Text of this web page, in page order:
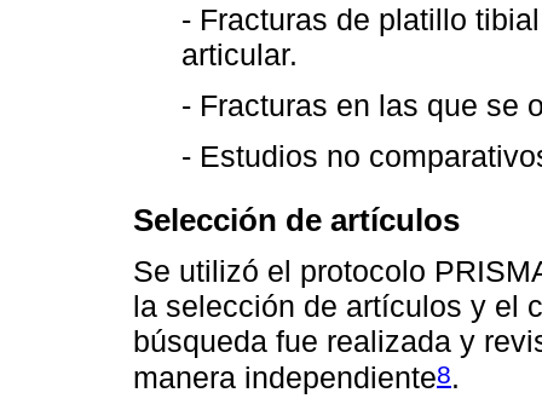
- Fracturas de platillo
articular.
- Fracturas en las que se
- Estudios no
Selección de artículos
Se utilizó el protocolo
la selección de artículos y el
búsqueda fue realizada y
manera independiente8.